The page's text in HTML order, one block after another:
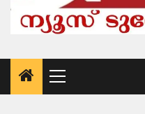
Primary
Menu